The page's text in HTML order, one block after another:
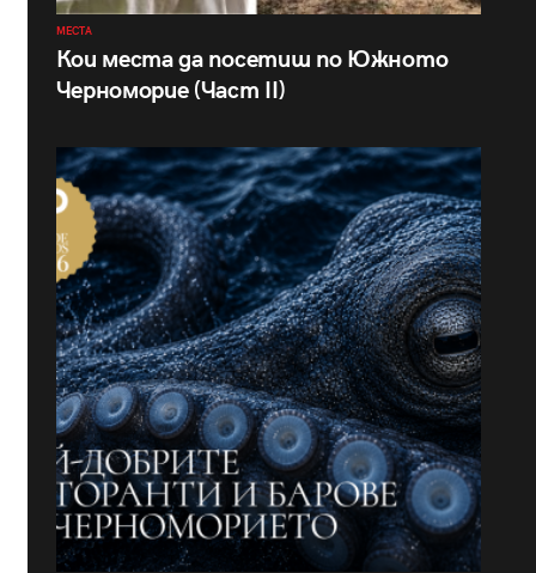
МЕСТА
Кои места да посетиш по Южното
Черноморие (Част II)